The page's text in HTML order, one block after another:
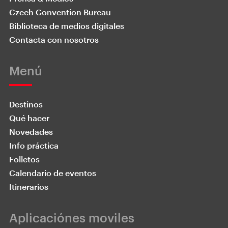
Czech Convention Bureau
Biblioteca de medios digitales
Contacta con nosotros
Menú
Destinos
Qué hacer
Novedades
Info práctica
Folletos
Calendario de eventos
Itinerarios
Aplicaciónes moviles